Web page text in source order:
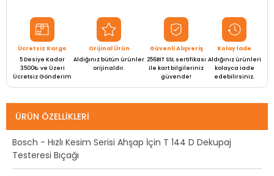
Ücretsiz Kargo
5 Desiye Kadar
3500₺ ve Üzeri
Ücretsiz Gönderim
Orijinal Ürün
Aldığınız bütün ürünler
orijinaldir.
Güvenli Alışveriş
256BIT SSL sertifikası
ile kart bilgileriniz
güvende!
Kolay İade
Aldığınız ürünleri
kolayca iade
edebilirsiniz.
ÜRÜN ÖZELLIKLERI
Bosch - Hızlı Kesim Serisi Ahşap İçin T 144 D Dekupaj
Testeresi Bıçağı